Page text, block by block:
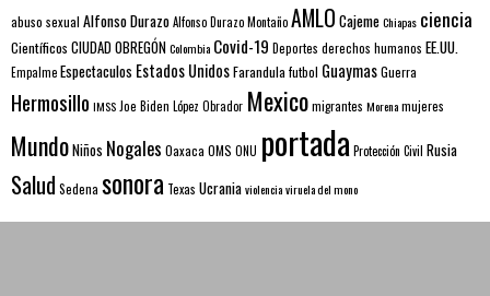
abuso sexual Alfonso DurazoAlfonso Durazo MontañoAMLO CajemeChiapas ciencia
Científicos CIUDAD OBREGÓNColombia Covid-19 Deportes derechos humanos EE.UU.
EmpalmeEspectaculos Estados UnidosFarandulafutbol GuaymasGuerra
Hermosillo IMSS Joe Biden López Obrador Mexicomigrantes Morenamujeres
MundoNiños Nogales Oaxaca OMS ONU portada Protección Civil Rusia
Salud Sedena sonora Texas Ucraniaviolenciaviruela del mono